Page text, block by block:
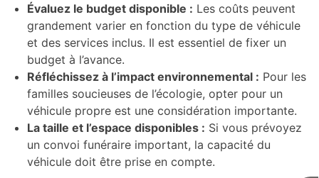
Évaluez le budget disponible : Les coûts peuvent
grandement varier en fonction du type de véhicule
et des services inclus. Il est essentiel de fixer un
budget à l’avance.
Réfléchissez à l’impact environnemental : Pour les
familles soucieuses de l’écologie, opter pour un
véhicule propre est une considération importante.
La taille et l’espace disponibles : Si vous prévoyez
un convoi funéraire important, la capacité du
véhicule doit être prise en compte.